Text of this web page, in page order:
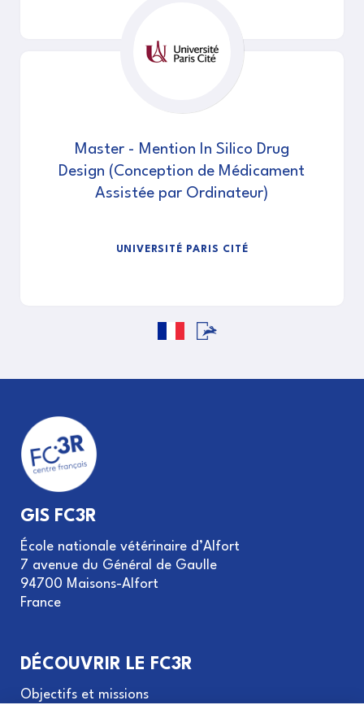
Master - Mention In Silico Drug
Design (Conception de Médicament
Assistée par Ordinateur)
UNIVERSITÉ PARIS CITÉ
GIS FC3R
École nationale vétérinaire d’Alfort
7 avenue du Général de Gaulle
94700 Maisons-Alfort
France
DÉCOUVRIR LE FC3R
Objectifs et missions